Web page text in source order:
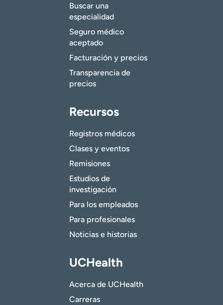
Buscar una
especialidad
Seguro médico
aceptado
Facturación y precios
Transparencia de
precios
Recursos
Registros médicos
Clases y eventos
Remisiones
Estudios de
investigación
Para los empleados
Para profesionales
Noticias e historias
UCHealth
Acerca de UCHealth
Carreras